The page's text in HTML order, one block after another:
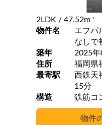
2LDK / 47.52m 2
物件名
エフ
なしで
築年
2025年
住所
福岡県
最寄駅
西鉄天神
15分
構造
鉄筋コ